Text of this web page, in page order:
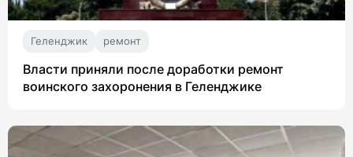
Геленджик ремонт
Власти приняли после доработки ремонт
воинского захоронения в Геленджике